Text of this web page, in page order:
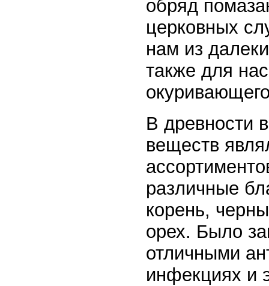
обряд
церковных
нам из
также для
В древности
веществ
различные
корень,
орех. Было
отличными
инфекциях и